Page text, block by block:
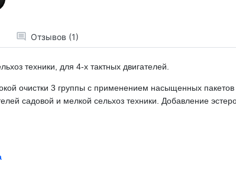
Отзывов (1)
техники, для 4-х тактных двигателей.
очистки 3 группы с применением насыщенных
садовой и мелкой сельхоз техники. Добавление